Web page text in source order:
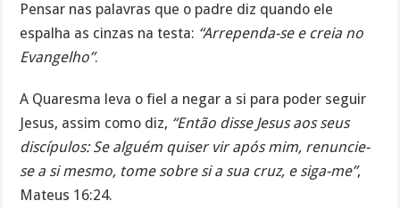
Pensar nas palavras que o padre diz quando ele
espalha as cinzas na testa: “Arrependa-se e creia no
Evangelho”.
A Quaresma leva o fiel a negar a si para poder seguir
Jesus, assim como diz, “Então disse Jesus aos seus
discípulos: Se alguém quiser vir após mim, renuncie-
se a si mesmo, tome sobre si a sua cruz, e siga-me”,
Mateus 16:24.